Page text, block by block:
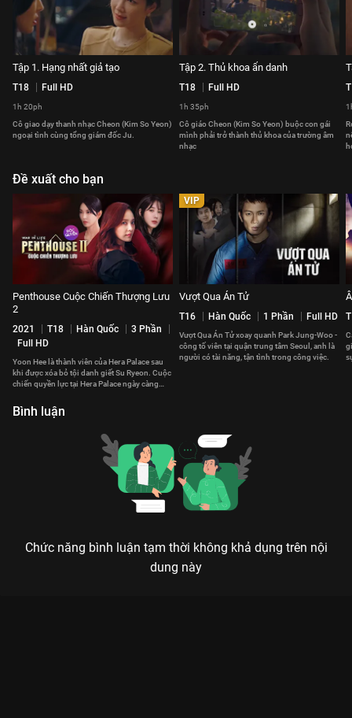
Tập 1. Hạng nhất giả tạo
T18 Full HD
1h 20ph
Cô giao dạy thanh nhạc Cheon (Kim So Yeon)
ngoại tình cùng tổng giám đốc Ju.
Tập 2. Thủ khoa ẩn danh
T18 Full HD
1h 35ph
Cô giáo Cheon (Kim So Yeon) buộc con gái
mình phải trở thành thủ khoa của trường âm
nhạc
Đề xuất cho bạn
Penthouse Cuộc Chiến Thượng Lưu
2
2021 T18 Hàn Quốc
3 Phần
Full HD
Yoon Hee là thành viên của Hera Palace sau
khi được xóa bỏ tội danh giết Su Ryeon. Cuộc
chiến quyền lực tại Hera Palace ngày càng
VIP
Vượt Qua Án Tử
T16 Hàn Quốc 1 Phần Full HD
Vượt Qua Án Tử xoay quanh Park Jung-Woo -
công tố viên tại quận trung tâm Seoul, anh là
người có tài năng, tận tình trong công việc.
Bình luận
Chức năng bình luận tạm thời không khả dụng trên nội
dung này